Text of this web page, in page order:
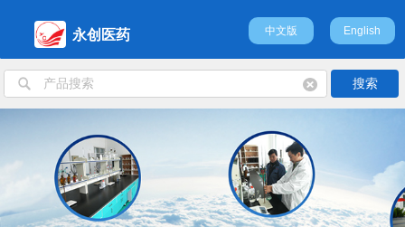
永创医药 中文版 English